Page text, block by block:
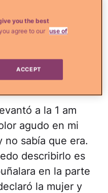
a sentir
ofreció irse a
10 horas por
a la 1 am
agudo en mi
no sabía que era.
describirlo es
en la parte
la mujer y
you the best
agree to our use of
ACCEPT